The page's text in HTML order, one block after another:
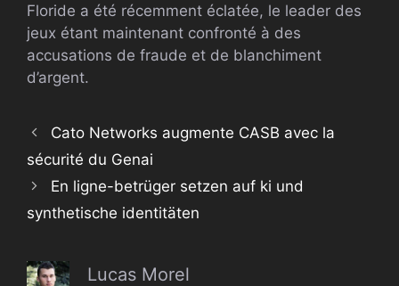
Floride a été récemment éclatée, le leader des
jeux étant maintenant confronté à des
accusations de fraude et de blanchiment
d’argent.
Cato Networks augmente CASB avec la
sécurité du Genai
En ligne-betrüger setzen auf ki und
synthetische identitäten
Lucas Morel